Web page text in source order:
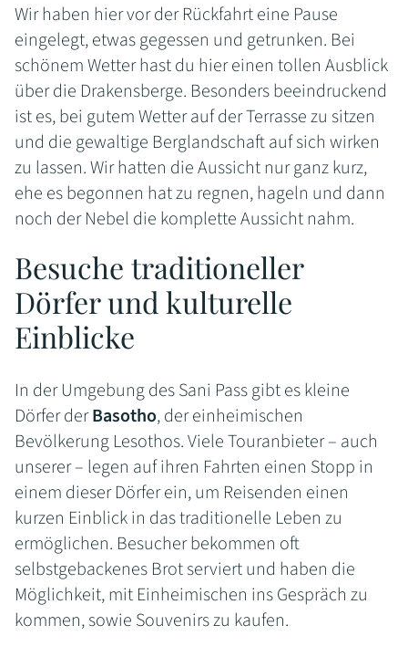
Wir haben hier vor der Rückfahrt eine Pause
eingelegt, etwas gegessen und getrunken. Bei
schönem Wetter hast du hier einen tollen Ausblick
über die Drakensberge. Besonders beeindruckend
ist es, bei gutem Wetter auf der Terrasse zu sitzen
und die gewaltige Berglandschaft auf sich wirken
zu lassen. Wir hatten die Aussicht nur ganz kurz,
ehe es begonnen hat zu regnen, hageln und dann
noch der Nebel die komplette Aussicht nahm.
Besuche traditioneller
Dörfer und kulturelle
Einblicke
In der Umgebung des Sani Pass gibt es kleine
Dörfer derBasotho, der einheimischen
Bevölkerung Lesothos. Viele Touranbieter – auch
unserer – legen auf ihren Fahrten einen Stopp in
einem dieser Dörfer ein, um Reisenden einen
kurzen Einblick in das traditionelle Leben zu
ermöglichen. Besucher bekommen oft
selbstgebackenes Brot serviert und haben die
Möglichkeit, mit Einheimischen ins Gespräch zu
kommen, sowie Souvenirs zu kaufen.